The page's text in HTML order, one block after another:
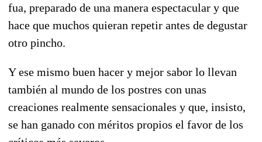
fua, preparado de una manera espectacular y que
hace que muchos quieran repetir antes de degustar
otro pincho.
Y ese mismo buen hacer y mejor sabor lo llevan
también al mundo de los postres con unas
creaciones realmente sensacionales y que, insisto,
se han ganado con méritos propios el favor de los